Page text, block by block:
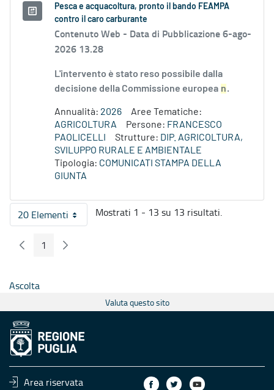
Pesca e acquacoltura, pronto il bando FEAMPA
contro il caro carburante
Contenuto Web - Data di Pubblicazione 6-ago-
2026 13.28
L'intervento è stato reso possibile dalla
decisione della Commissione europea n.
Annualità: 2026
Aree Tematiche:
AGRICOLTURA
Persone: FRANCESCO
PAOLICELLI
Strutture: DIP. AGRICOLTURA,
SVILUPPO RURALE E AMBIENTALE
Tipologia: COMUNICATI STAMPA DELLA
GIUNTA
20 ElementiPer pagina
Mostrati 1 - 13 su 13 risultati.
Pagina Precedente
Pagina
1 Pagina Seguente
Ascolta
Valuta questo sito
Area riservata